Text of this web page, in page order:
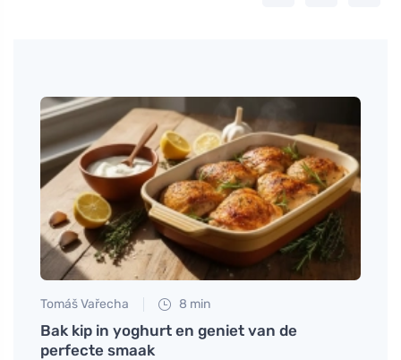
Tomáš Vařecha 8 min
Bak kip in yoghurt en geniet van de
perfecte smaak